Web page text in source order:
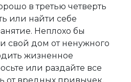
в третью четверть
или найти себе
Неплохо бы
свой дом от ненужного
жизненное
или раздайте все